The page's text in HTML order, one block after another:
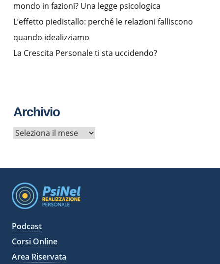
mondo in fazioni? Una legge psicologica
L’effetto piedistallo: perché le relazioni falliscono
quando idealizziamo
La Crescita Personale ti sta uccidendo?
Archivio
A
i
v
Podcast
Corsi Online
Area Riservata